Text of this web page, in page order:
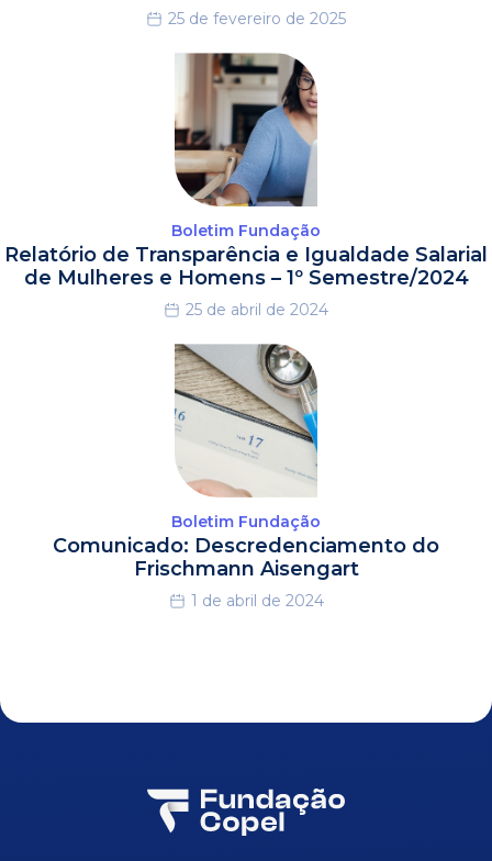
25 de fevereiro de 2025
Boletim Fundação
Relatório de Transparência e Igualdade Salarial
de Mulheres e Homens – 1º Semestre/2024
25 de abril de 2024
Boletim Fundação
Comunicado: Descredenciamento do
Frischmann Aisengart
1 de abril de 2024